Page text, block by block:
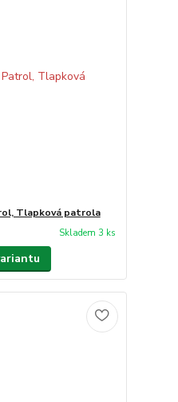
Tlapková patrola
Skladem 3 ks